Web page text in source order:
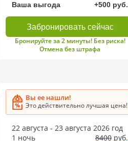
Ваша выгода +500 руб.
Забронировать сейчас
Бронируйте за 2 минуты! Без риска!
Отмена без штрафа
Вы ее нашли!
Это действительно лучшая цена!
22 августа - 23 августа 2026 год
1 ночь
8400 руб.